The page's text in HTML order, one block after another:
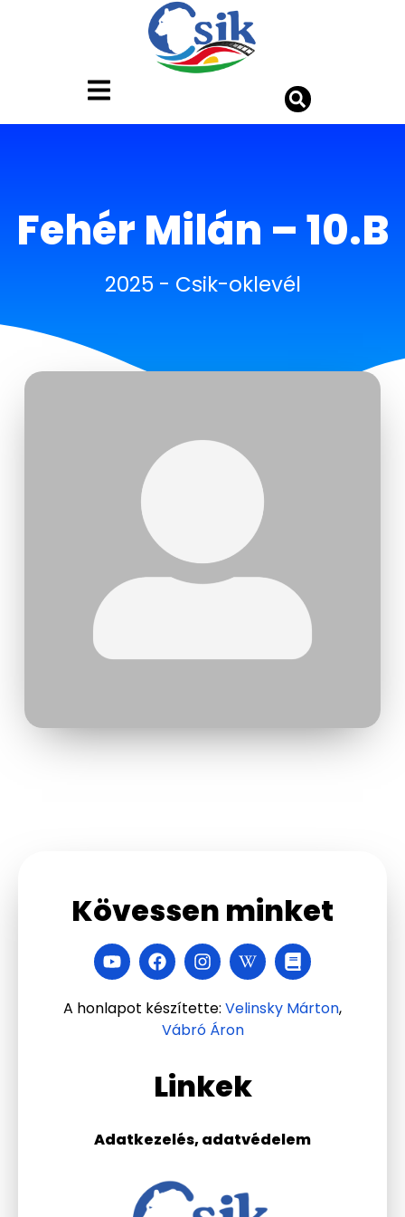
Fehér Milán – 10.B
2025 - Csik-oklevél
Linkek
Adatkezelés, adatvédelem
Kövessen minket
A honlapot készítette: Velinsky Márton,
Vábró Áron